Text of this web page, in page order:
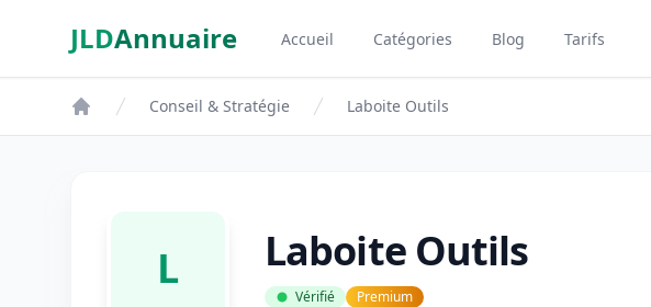
Aspect SDM
JLDAnnuaire Accueil Catégories Blog Tarifs
Conseil & Stratégie Laboite Outils
L Laboite Outils
Vérifié Premium